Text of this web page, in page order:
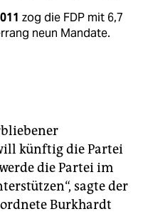
zog die FDP mit 6,7
neun Mandate.
erreichte die FDP in
Zugleich übersprang
die Drei-Prozent-
künftig die Partei
die Partei im
sagte der
Burkhardt